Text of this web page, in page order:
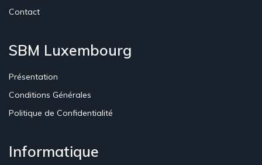
Contact
SBM Luxembourg
Présentation
Conditions Générales
Politique de Confidentialité
Informatique